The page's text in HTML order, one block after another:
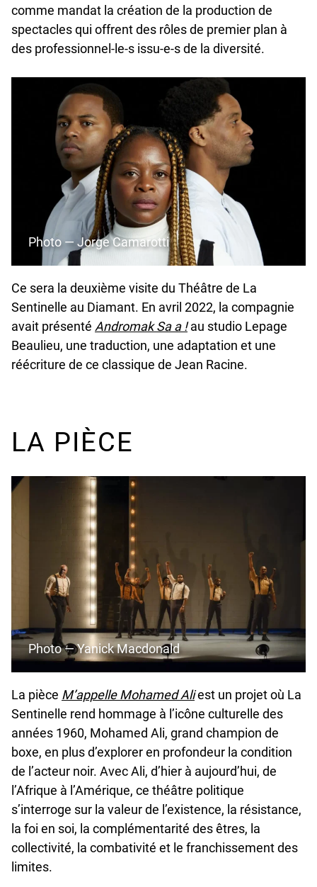
comme mandat la création de la production de
spectacles qui offrent des rôles de premier plan à
des professionnel-le-s issu-e-s de la diversité.
Photo — Jorge Camarotti
Ce sera la deuxième visite du Théâtre de La
Sentinelle au Diamant. En avril 2022, la compagnie
avait présenté Andromak Sa a !undefined
au studio Lepage
Beaulieu, une traduction, une adaptation et une
réécriture de ce classique de Jean Racine.
LA PIÈCE
Photo — Yanick Macdonald
La pièce M’appelle Mohamed Aliest un projet où La
Sentinelle rend hommage à l’icône culturelle des
années 1960, Mohamed Ali, grand champion de
boxe, en plus d’explorer en profondeur la condition
de l’acteur noir. Avec Ali, d’hier à aujourd’hui, de
l’Afrique à l’Amérique, ce théâtre politique
s’interroge sur la valeur de l’existence, la résistance,
la foi en soi, la complémentarité des êtres, la
collectivité, la combativité et le franchissement des
limites.